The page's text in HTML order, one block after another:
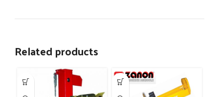
Related products